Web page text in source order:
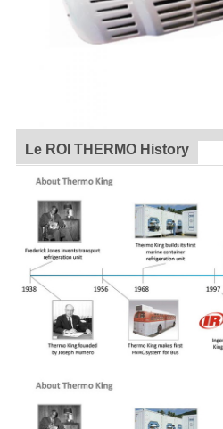
Le ROI THERMO History